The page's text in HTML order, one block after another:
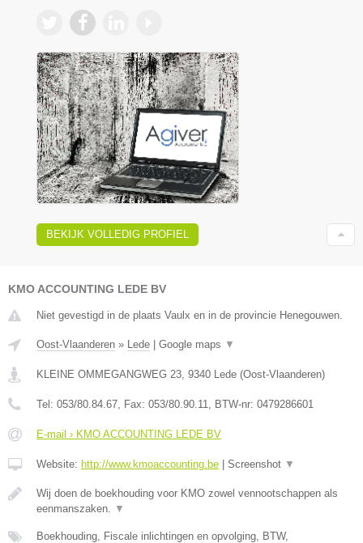
BEKIJK VOLLEDIG PROFIEL
KMO ACCOUNTING LEDE BV
Niet gevestigd in de plaats Vaulx en in de provincie Henegouwen.
Oost-Vlaanderen » Lede Google maps ▼
KLEINE OMMEGANGWEG 23 9340 Lede (Oost-Vlaanderen)
Tel: 053/80.84.67 , Fax: 053/80.90.11 , BTW-nr: 0479286601
E-mail › KMO ACCOUNTING LEDE BV
Website: http://www.kmoaccounting.be Screenshot ▼
Wij doen de boekhouding voor KMO zowel vennootschappen als
eenmanszaken.
▼
Boekhouding, Fiscale inlichtingen en opvolging, BTW,